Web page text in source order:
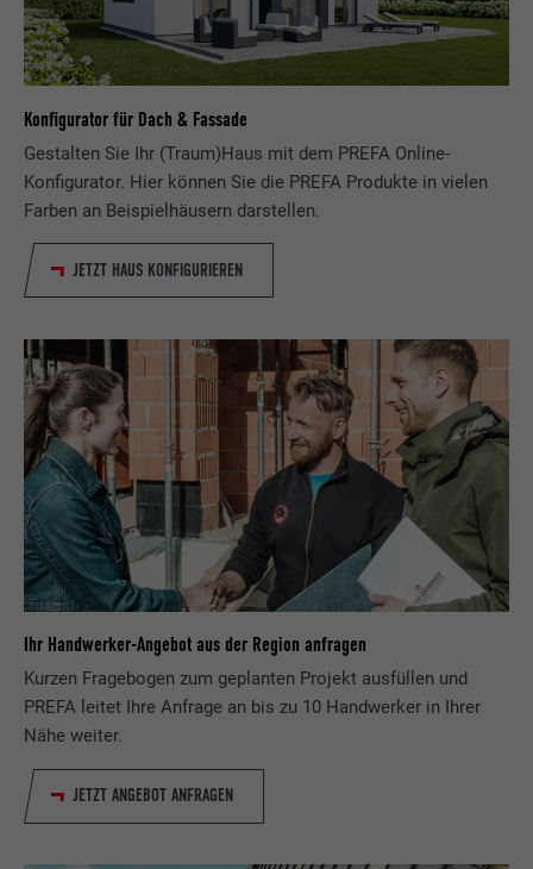
Konfigurator für Dach & Fassade
Gestalten Sie Ihr (Traum)Haus mit dem PREFA Online-
Konfigurator. Hier können Sie die PREFA Produkte in vielen
Farben an Beispielhäusern darstellen.
JETZT HAUS KONFIGURIEREN
Ihr Handwerker-Angebot aus der Region anfragen
Kurzen Fragebogen zum geplanten Projekt ausfüllen und
PREFA leitet Ihre Anfrage an bis zu 10 Handwerker in Ihrer
Nähe weiter.
JETZT ANGEBOT ANFRAGEN